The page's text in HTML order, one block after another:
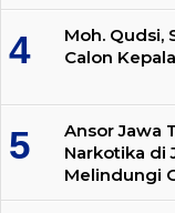
Moh. Qudsi,
Calon
Ansor Jawa
Narkotika di
Melindungi